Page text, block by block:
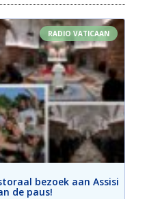
RADIO VATICAAN
bezoek aan Assisi
de paus!